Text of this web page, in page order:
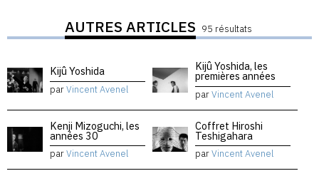
AUTRES ARTICLES 95 résultats
Kijû Yoshida
parVincent Avenel
Kijû Yoshida, les
premières années
parVincent Avenel
Kenji Mizoguchi, les
années 30
parVincent Avenel
Coffret Hiroshi
Teshigahara
parVincent Avenel